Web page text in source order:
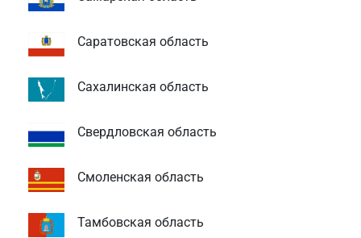
Саратовская область
Сахалинская область
Свердловская область
Смоленская область
Тамбовская область